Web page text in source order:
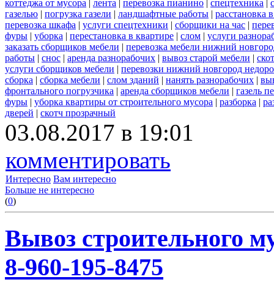
коттеджа от мусора | лента | перевозка пианино | спецтехника |
газелью | погрузка газели | ландшафтные работы | расстановка
перевозка шкафа | услуги спецтехники | сборщики на час |
фуры | уборка | перестановка в квартире | слом | услуги
заказать сборщиков мебели | перевозка мебели нижний
работы | снос | аренда разнорабочих | вывоз старой мебели |
услуги сборщиков мебели | перевозки нижний новгород
сборка | сборка мебели | слом зданий | нанять разнорабочих |
фронтального погрузчика | аренда сборщиков мебели | газель
фуры | уборка квартиры от строительного мусора | разборка |
дверей | скотч прозрачный
03.08.2017 в 19:01
комментировать
Интересно Вам интересно
Больше не интересно
(0)
Вывоз строительного
8-960-195-8475